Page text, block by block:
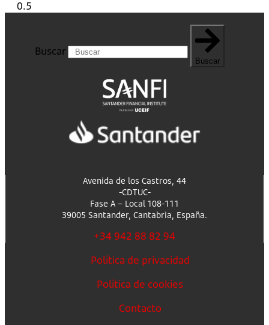
Buscar
Buscar
Avenida de los Castros, 44
-CDTUC-
Fase A – Local 108-111
39005 Santander, Cantabria, España.
+34 942 88 82 94
Política de privacidad
Política de cookies
Contacto